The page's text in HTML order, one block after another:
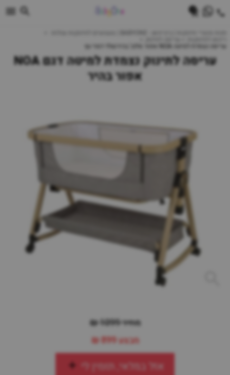
עריסה נצמדת למיטה NOA אפור מלנג' בהירשלד דמוי עץ
עריסה לתינוק נצמדת למיטה דגם NOA
אפור בהיר
מחיר 1099 ₪
מבצע899 ₪
אזל במלאי, תזמין לי